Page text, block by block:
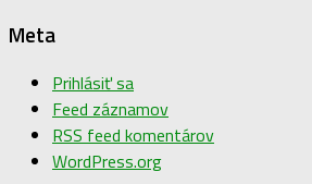
Meta
Prihlásiť sa
Feed záznamov
RSS feed komentárov
WordPress.org